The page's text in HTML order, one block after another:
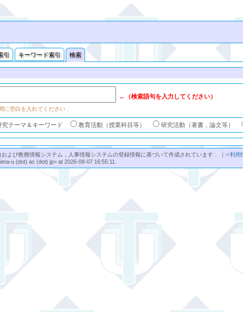
引 キーワード索引 検索
←（検索語句を入力してください）
に空白を入れてください．
究テーマ＆キーワード 教育活動（授業科目等） 研究活動（著書，論文等）
および教務情報システム，人事情報システムの登録情報に基づいて作成されています．（⇒利用
u (dot) ac (dot) jp> at 2026-08-07 16:55:11.